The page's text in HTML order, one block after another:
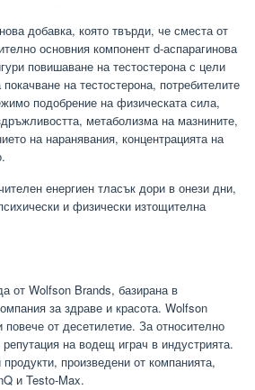
добавка, която твърди, че сместа от
основния компонент d-аспарагинова
повишаване на тестостерона с цели
на тестостерона, потребителите
подобрение на физическата сила,
метаболизма на мазнините,
на наранявания, концентрацията на
енергиен тласък дори в онези дни,
и физически изтощителна
от Wolfson Brands, базирана в
за здраве и красота. Wolfson
от десетилетие. За относително
на водещ играч в индустрията.
произведени от компанията,
и Testo-Max.